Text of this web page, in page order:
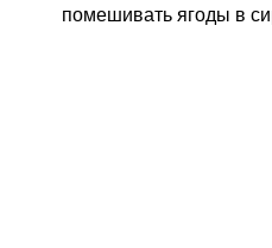
помешивать ягоды в